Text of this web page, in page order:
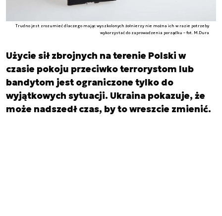
Trudno jest zrozumieć dlaczego mając wyszkolonych żołnierzy nie można ich w razie potrzeby
wykorzystać do zaprowadzenia porządku – fot. M.Dura
Użycie sił zbrojnych na terenie Polski w
czasie pokoju przeciwko terrorystom lub
bandytom jest ograniczone tylko do
wyjątkowych sytuacji. Ukraina pokazuje, że
może nadszedł czas, by to wreszcie zmienić.